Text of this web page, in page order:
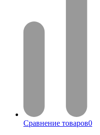
Сравнение товаров0